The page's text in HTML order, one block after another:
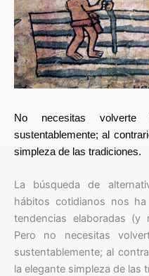
No necesitas
sustentablemente; al
simpleza de las tradiciones.
La búsqueda de
hábitos cotidianos nos
tendencias elaboradas (y
Pero no necesitas
sustentablemente; al
la elegante simpleza de las